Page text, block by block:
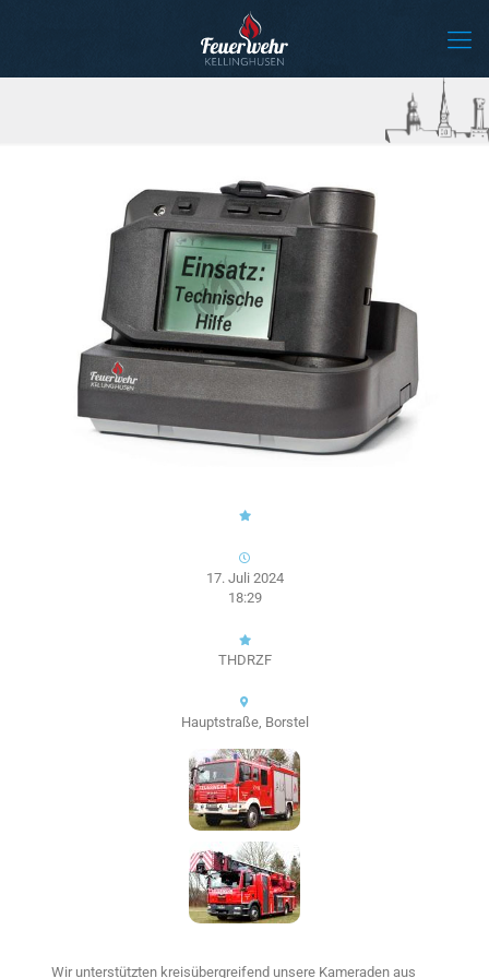
17. Juli 2024
18:29
THDRZF
Hauptstraße, Borstel
Wir unterstützten kreisübergreifend unsere Kameraden aus